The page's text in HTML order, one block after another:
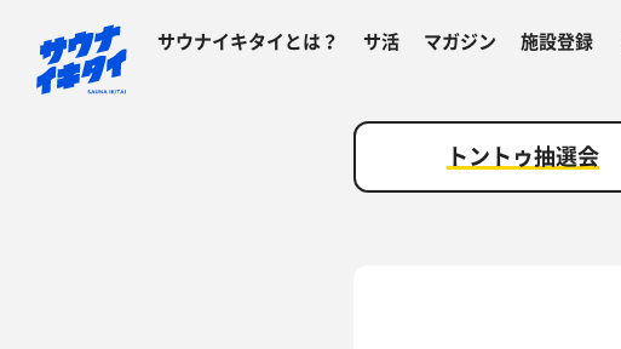
サウナイキタイとは？ サ活 マガジン 施設登録
トントゥ抽選会